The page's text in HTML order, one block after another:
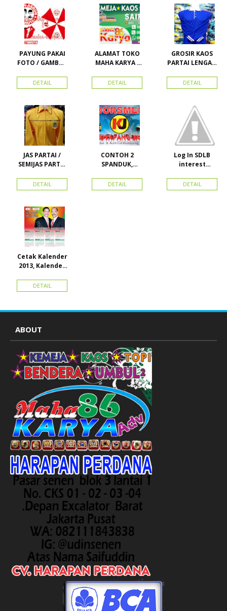
PAYUNG PAKAI
FOTO / GAMBAR
KAMPANYE,
PARTAI DAN
DETAIL
ALAMAT TOKO
MAHA KARYA /
PERDANA 411
DETAIL
GROSIR KAOS
PARTAI LENGAN
MURAH
LACOSTE SEMUA
STOK
DETAIL
JAS PARTAI /
SEMIJAS PARTAI
DETAIL
CONTOH 2
SPANDUK,
KARTU NAMA
DETAIL
Log In SDLB
interest
DETAIL
Cetak Kalender
2013, Kalender
2015 dan
atribut partai
DETAIL
ABOUT